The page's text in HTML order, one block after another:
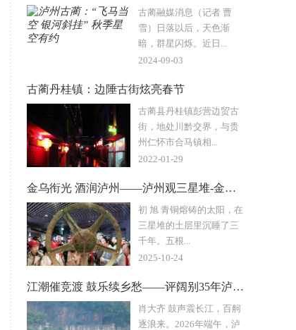
古蔺融媒消息（记者 曹
雪）日落以后，天色渐
暗，群星闪烁。近日...
2024-09-03
古蔺丹桂镇：边陲古街炫亮春节
古蔺县丹桂镇彭营边贸古
街，地处川黔交界，与贵
州仁怀市合马镇相...
2022-01-29
金乌衔光 酒润泸州——泸州观三星堆-金沙遗址文物数字艺术展
初 旭 青铜熔铸的太阳，在
三星堆的土层里沉睡了三
千年。五根...
2025-10-24
江潮催竞渡 鼓乐续乡愁——评阔别35年泸州长江龙舟赛重启
肖大齐 鼓声震长江，百舸
逐浪来。2026年端午，泸